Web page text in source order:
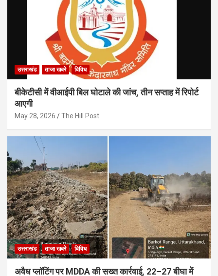
उत्तराखंड ताजा खबरें विविध
बीकेटीसी में वीआईपी बिल घोटाले की जांच, तीन सप्ताह में रिपोर्ट
आएगी
May 28, 2026 The Hill Post
उत्तराखंड ताजा खबरें विविध
अवैध प्लॉटिंग पर MDDA की सख्त कार्रवाई, 22–27 बीघा में